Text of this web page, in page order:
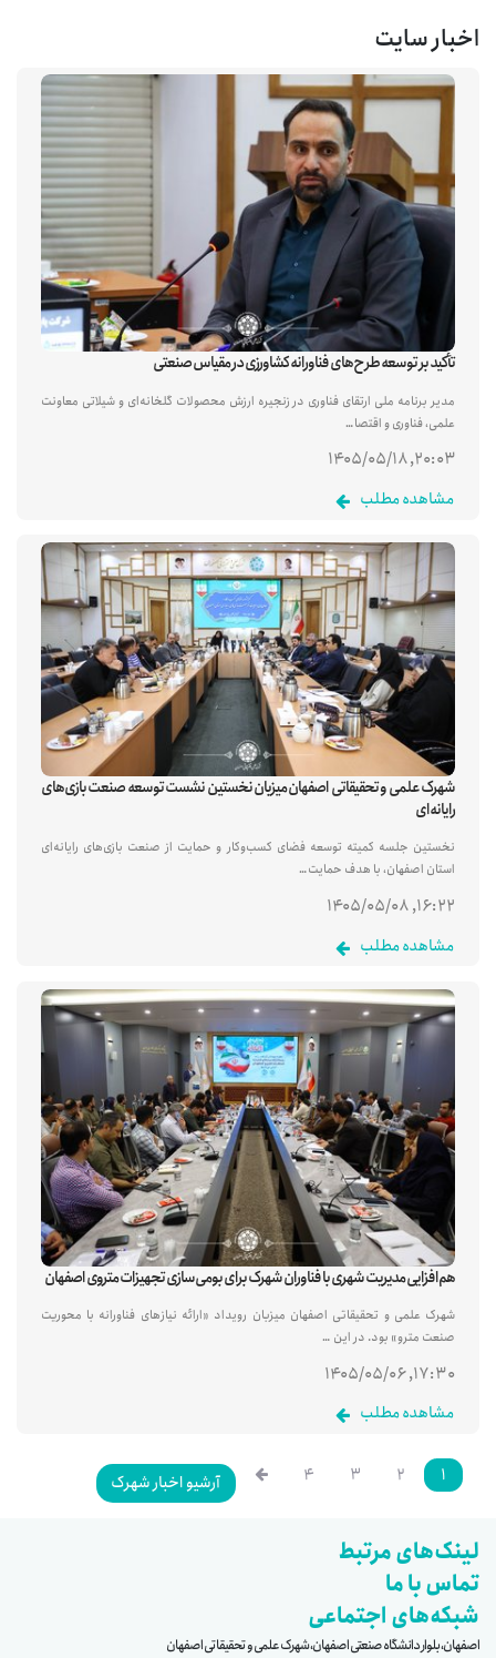
اخبار سایت
تأکید بر توسعه طرح‌های فناورانه کشاورزی در مقیاس صنعتی
مدیر برنامه ملی ارتقای فناوری در زنجیره ارزش محصولات گلخانه‌ای و شیلاتی معاونت
علمی، فناوری و اقتصا…
۲۰:۰۳, ۱۴۰۵/۰۵/۱۸
مشاهده مطلب
شهرک علمی و تحقیقاتی اصفهان میزبان نخستین نشست توسعه صنعت بازی‌های
رایانه‌ای
نخستین جلسه کمیته توسعه فضای کسب‌وکار و حمایت از صنعت بازی‌های رایانه‌ای
استان اصفهان، با هدف حمایت…
۱۶:۲۲, ۱۴۰۵/۰۵/۰۸
مشاهده مطلب
هم‌افزایی مدیریت شهری با فناوران شهرک برای بومی‌سازی تجهیزات متروی اصفهان
شهرک علمی و تحقیقاتی اصفهان میزبان رویداد «ارائه نیازهای فناورانه با محوریت
صنعت مترو» بود. در این …
۱۷:۳۰, ۱۴۰۵/۰۵/۰۶
مشاهده مطلب
۱ آرشیو اخبار شهرک
لینک‌های مرتبط
تماس با ما
شبکه‌های اجتماعی
اصفهان، بلوار دانشگاه صنعتی اصفهان، شهرک علمی و تحقیقاتی اصفهان